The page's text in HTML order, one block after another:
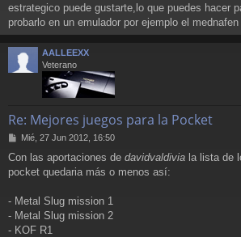
estrategico puede gustarte,lo que puedes hacer
probarlo en un emulador por ejemplo el
AALLEEXX
Veterano
Re: Mejores juegos para la Pocket
M
n
s
j
e
Mié, 27 Jun 2012, 16:50
Con las aportaciones de davidvaldivia la lista de
pocket quedaria más o menos así:
- Metal Slug mission 1
- Metal Slug mission 2
- KOF R1